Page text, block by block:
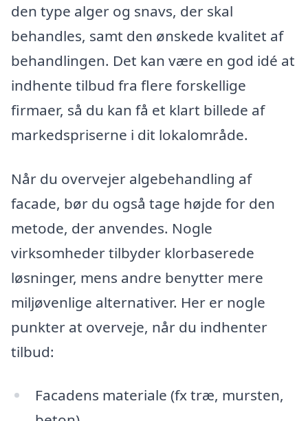
den type alger og snavs, der skal
behandles, samt den ønskede kvalitet af
behandlingen. Det kan være en god idé at
indhente tilbud fra flere forskellige
firmaer, så du kan få et klart billede af
markedspriserne i dit lokalområde.
Når du overvejer algebehandling af
facade, bør du også tage højde for den
metode, der anvendes. Nogle
virksomheder tilbyder klorbaserede
løsninger, mens andre benytter mere
miljøvenlige alternativer. Her er nogle
punkter at overveje, når du indhenter
tilbud:
Facadens materiale (fx træ, mursten,